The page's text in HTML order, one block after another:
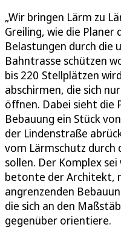
„Wir bringen Lärm zu
Greiling, wie die
Belastungen durch die
Bahntrasse schützen
bis 220 Stellplätzen
abschirmen, die sich
öffnen. Dabei sieht die
Bebauung ein Stück
der Lindenstraße
vom Lärmschutz
sollen. Der Komplex
betonte der Architekt,
angrenzenden
die sich an den
gegenüber orientiere.